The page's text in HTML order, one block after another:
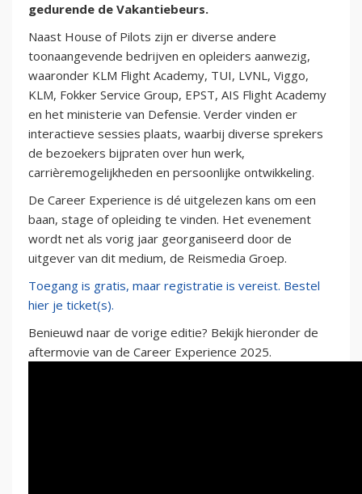
gedurende de Vakantiebeurs.
Naast House of Pilots zijn er diverse andere
toonaangevende bedrijven en opleiders aanwezig,
waaronder KLM Flight Academy, TUI, LVNL, Viggo,
KLM, Fokker Service Group, EPST, AIS Flight Academy
en het ministerie van Defensie. Verder vinden er
interactieve sessies plaats, waarbij diverse sprekers
de bezoekers bijpraten over hun werk,
carrièremogelijkheden en persoonlijke ontwikkeling.
De Career Experience is dé uitgelezen kans om een
baan, stage of opleiding te vinden. Het evenement
wordt net als vorig jaar georganiseerd door de
uitgever van dit medium, de Reismedia Groep.
Toegang is gratis, maar registratie is vereist. Bestel
hier je ticket(s).
Benieuwd naar de vorige editie? Bekijk hieronder de
aftermovie van de Career Experience 2025.